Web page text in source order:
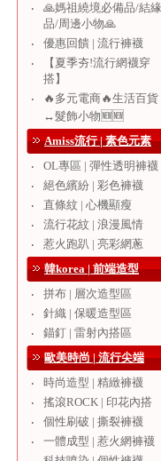
‧
🙏媽祖繞境必備品/結緣
品/周邊小物🙏
‧
優惠回饋 | 流行褲襪
‧
【夏季夯!流行網襪穿
搭】
‧
🔥多元電商🔥生活百貨
↔️髮飾小物🆕🆕
Amiss流行 | 素色元素
‧
OL專區 | 彈性透明褲襪
‧
絕色繽紛 | 彩色褲襪
‧
直條紋 | 心機顯瘦
‧
流行花紋 | 浪漫風情
‧
惹火跑趴 | 亮彩網蔥
韓korea | 前端造型
‧
拼布 | 層次造型區
‧
針織 | 保暖造型區
‧
錨釘 | 雷射內搭區
歐美時尚 | 流行尖端
‧
時尚造型 | 精緻褲襪
‧
搖滾ROCK | 印花內搭
‧
個性刷破 | 撕裂褲襪
‧
一體成型 | 惹火網褲襪